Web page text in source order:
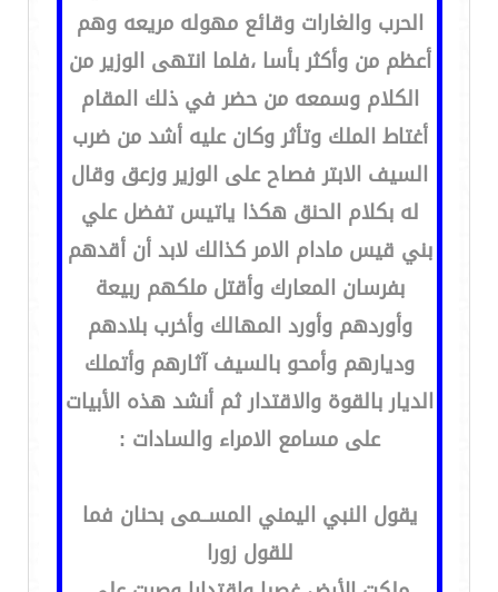
الحرب والغارات وقائع مهوله مريعه وهم
أعظم من وأكثر بأسا ،فلما انتهى الوزير من
الكلام وسمعه من حضر في ذلك المقام
أغتاط الملك وتأثر وكان عليه أشد من ضرب
السيف الابتر فصاح على الوزير وزعق وقال
له بكلام الحنق هكذا ياتيس تفضل علي
بني قيس مادام الامر كذالك لابد أن أقدهم
بفرسان المعارك وأقتل ملكهم ربيعة
وأوردهم وأورد المهالك وأخرب بلادهم
وديارهم وأمحو بالسيف آثارهم وأتملك
الديار بالقوة والاقتدار ثم أنشد هذه الأبيات
على مسامع الامراء والسادات :
يقول النبي اليمني المســمى بحنان فما
للقول زورا